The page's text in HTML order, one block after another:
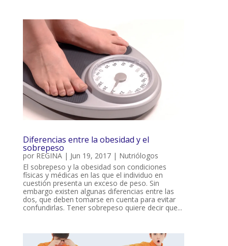
Diferencias entre la obesidad y el
sobrepeso
por REGINA| Jun 19, 2017| Nutriólogos
El sobrepeso y la obesidad son condiciones
físicas y médicas en las que el individuo en
cuestión presenta un exceso de peso. Sin
embargo existen algunas diferencias entre las
dos, que deben tomarse en cuenta para evitar
confundirlas. Tener sobrepeso quiere decir que...